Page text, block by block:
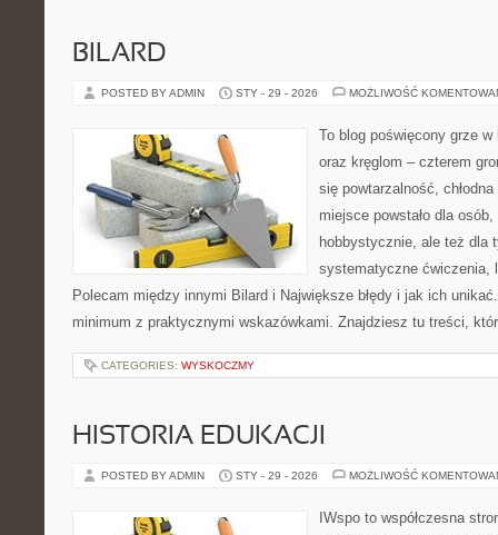
BILARD
POSTED BY ADMIN STY - 29 - 2026 MOŻLIWOŚĆ
To blog poświęcony grze
oraz kręglom – czterem
się powtarzalność,
miejsce powstało dla
hobbystycznie, ale też dla
systematyczne ćwiczenia,
Polecam między innymi Bilard i Największe błędy i jak ich
minimum z praktycznymi wskazówkami. Znajdziesz tu treści,
CATEGORIES: WYSKOCZMY
HISTORIA EDUKACJI
POSTED BY ADMIN STY - 29 - 2026 MOŻLIWOŚĆ
IWspo to współczesna